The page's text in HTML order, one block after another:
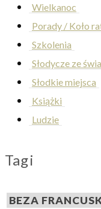
Wielkanoc
Porady / Koło
Szkolenia
Słodycze ze
Słodkie miejsca
Książki
Ludzie
Tagi
BEZA